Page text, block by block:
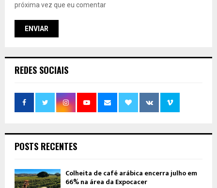
próxima vez que eu comentar
REDES SOCIAIS
POSTS RECENTES
Colheita de café arábica encerra julho em
66% na área da Expocacer